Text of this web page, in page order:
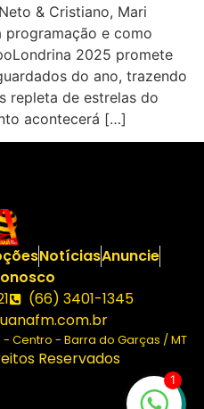
& Cristiano, Mari
programação e como
2025 promete
do ano, trazendo
repleta de estrelas do
acontecerá […]
NotíciasAnuncie
(66) 3401-1345
- Centro - Barra do Garças / MT
Reservados
1